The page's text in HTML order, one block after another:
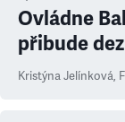
Ovládne
přibude
Kristýna Jelínková,